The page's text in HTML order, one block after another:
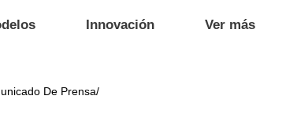
Innovación Ver más
De Prensa/